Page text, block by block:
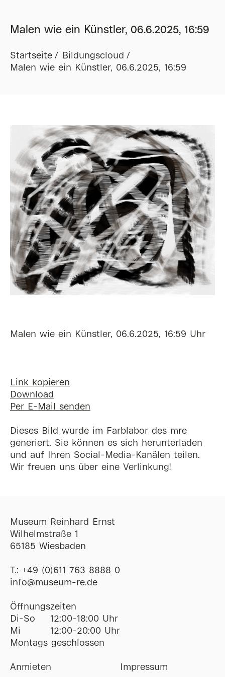
Malen wie ein Künstler, 06.6.2025, 16:59
Startseite
Bildungscloud
Malen wie ein Künstler, 06.6.2025, 16:59
Malen wie ein Künstler, 06.6.2025, 16:59 Uhr
Link kopieren
Download
Per E-Mail senden
Dieses Bild wurde im Farblabor des mre
generiert. Sie können es sich herunterladen
und auf Ihren Social-Media-Kanälen teilen.
Wir freuen uns über eine Verlinkung!
Museum Reinhard Ernst
Wilhelmstraße 1
65185 Wiesbaden
T.: +49 (0)611 763 8888 0
ofni@museum-re de
Öffnungszeiten
Di-So
12:00-18:00 Uhr
Mi
12:00-20:00 Uhr
Montags geschlossen
Anmieten Impressum